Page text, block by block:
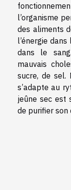
l’organisme
des aliments
l’énergie
dans le
mauvais
sucre, de sel.
s’adapte au
jeûne sec est
de purifier son